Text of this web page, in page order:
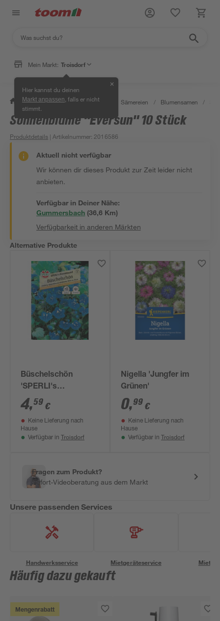
Mein Markt: Troisdorf
Hier kannst du deinen
Markt anpassen , falls er nicht
stimmt.
✕
/ Garten & Freizeit / Pflanzen Sämereien / Blumensamen /
Sonnenblume "Eversun" 10 Stück
Produktdetails | Artikelnummer: 2016586
Aktuell nicht verfügbar
Wir können dir dieses Produkt zur Zeit leider nicht
anbieten.
Verfügbar in Deiner Nähe:
Gummersbach (36,6 Km)
Verfügbarkeit in anderen Märkten
Alternative Produkte
Büschelschön
'SPERLI's
Bienenfreund'
4,59 €
Keine Lieferung nach
Hause
Verfügbar in Troisdorf
Nigella 'Jungfer im
Grünen'
0,99 €
Keine Lieferung nach
Hause
Verfügbar in Troisdorf
Fragen zum Produkt?
Sofort-Videoberatung aus dem Markt
Unsere passenden Services
Handwerksservice Mietgeräteservice
Häufig dazu gekauft
Mengenrabatt